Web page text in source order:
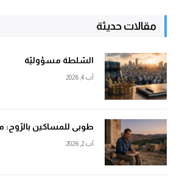
مقالات حديثة
السّلطة مسؤوليّة
آب 4, 2026
طوبى للمساكين بالرّوح:
آب 2, 2026